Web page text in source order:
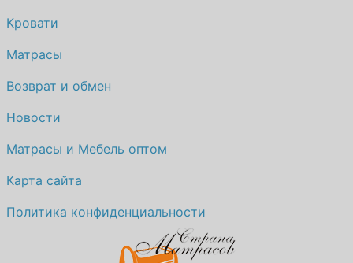
Кровати
Матрасы
Возврат и обмен
Новости
Матрасы и Мебель оптом
Карта сайта
Политика конфиденциальности